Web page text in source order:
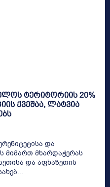
ტერიტორიის 20%
ქვეშაა, ლატვია
და
მიმართ მხარდაჭერას
და აფხაზეთის